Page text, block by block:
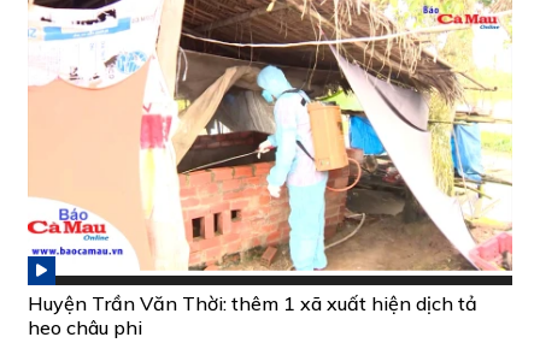
Huyện Trần Văn Thời: thêm 1 xã xuất hiện dịch tả
heo châu phi